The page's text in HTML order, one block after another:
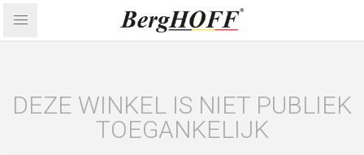
DEZE WINKEL IS NIET PUBLIEK
TOEGANKELIJK